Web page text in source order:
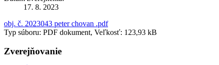
17. 8. 2023
obj. č. 2023043 peter chovan .pdf
Typ súboru: PDF dokument, Veľkosť: 123,93 kB
Zverejňovanie